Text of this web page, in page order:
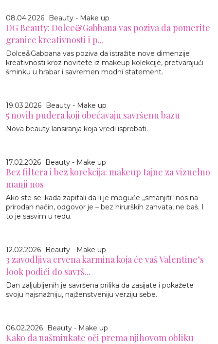
08.04.2026 Beauty - Make up
DG Beauty: Dolce&Gabbana vas poziva da pomerite
granice kreativnosti i p...
Dolce&Gabbana vas poziva da istražite nove dimenzije
kreativnosti kroz novitete iz makeup kolekcije, pretvarajući
šminku u hrabar i savremen modni statement.
19.03.2026 Beauty - Make up
5 novih pudera koji obećavaju savršenu bazu
Nova beauty lansiranja koja vredi isprobati.
17.02.2026 Beauty - Make up
Bez filtera i bez korekcija: makeup tajne za vizuelno
manji nos
Ako ste se ikada zapitali da li je moguće „smanjiti“ nos na
prirodan način, odgovor je – bez hirurških zahvata, ne baš. I
to je sasvim u redu.
12.02.2026 Beauty - Make up
3 zavodljiva crvena karmina koja će vaš Valentine’s
look podići do savrš...
Dan zaljubljenih je savršena prilika da zasijate i pokažete
svoju najsnažniju, najženstveniju verziju sebe.
06.02.2026 Beauty - Make up
Kako da našminkate oči prema njihovom obliku